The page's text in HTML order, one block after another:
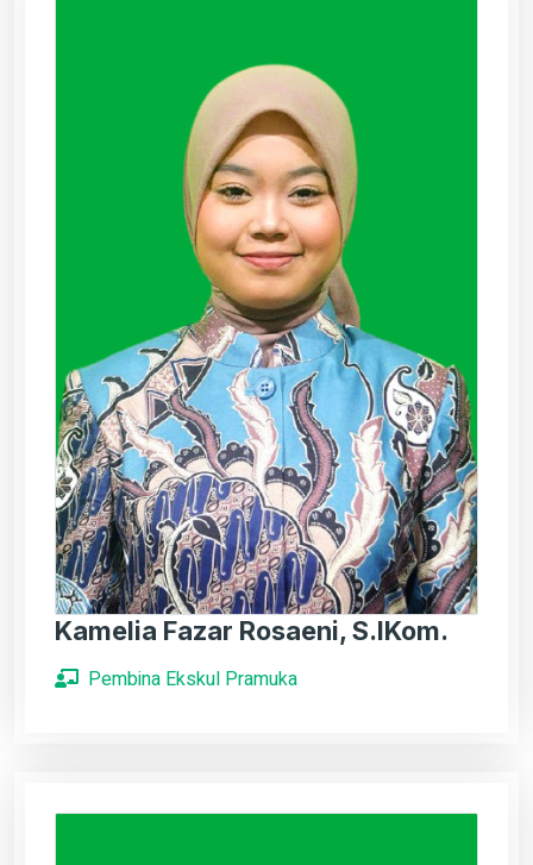
Kamelia Fazar Rosaeni, S.IKom.
Pembina Ekskul Pramuka